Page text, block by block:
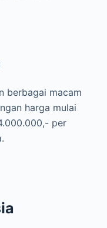
berbagai macam
harga mulai
per